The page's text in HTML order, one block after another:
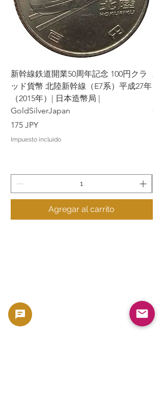
新幹線鉄道開業50周年記念 100円クラ
ッド貨幣 北陸新幹線（E7系）平成27年
（2015年）| 日本造幣局 |
GoldSilverJapan
Precio
175 JPY
Impuesto incluido
Agregar al carrito